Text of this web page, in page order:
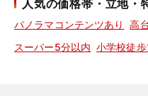
人気の価格帯・立地・
パノラマコンテンツあり 高
スーパー5分以内 小学校徒